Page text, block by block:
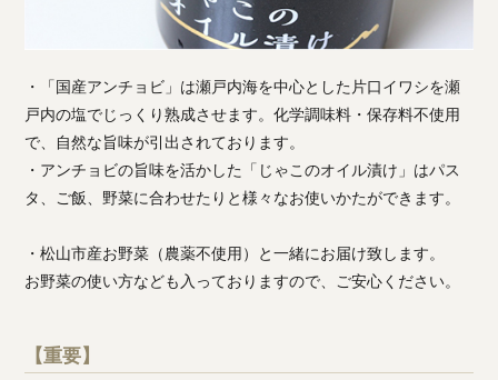
・「国産アンチョビ」は瀬戸内海を中心とした片口イワシを瀬
戸内の塩でじっくり熟成させます。化学調味料・保存料不使用
で、自然な旨味が引出されております。
・アンチョビの旨味を活かした「じゃこのオイル漬け」はパス
タ、ご飯、野菜に合わせたりと様々なお使いかたができます。
・松山市産お野菜（農薬不使用）と一緒にお届け致します。
お野菜の使い方なども入っておりますので、ご安心ください。
【重要】